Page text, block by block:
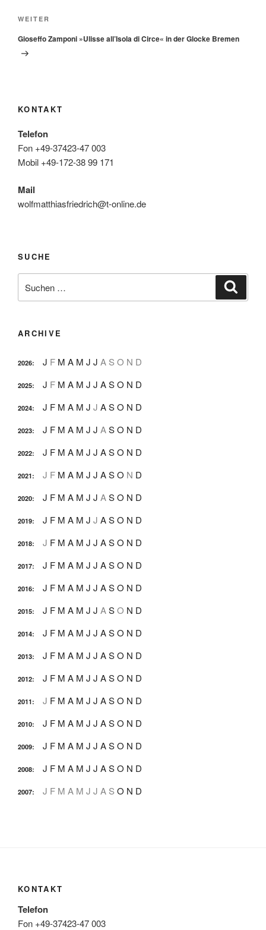
Nächster
Beitrag
WEITER
Gioseffo Zamponi »Ulisse all’Isola di Circe« in der Glocke Bremen
KONTAKT
Telefon
Fon +49-37423-47 003
Mobil +49-172-38 99 171
Mail
wolfmatthiasfriedrich@t-online.de
SUCHE
nach:
ARCHIVE
2026: J F M A M J J A S O N D
2025: J F M A M J J ASO N D
2024: J F M A M J J ASO N D
2023: J F M A M J J ASO N D
2022: J F M A M J J ASO N D
2021: J F M A M J J ASO N D
2020: J F M A M J J ASO N D
2019: J F M A M J J ASO N D
2018: J F M A M J J ASO N D
2017: J F M A M J J ASO N D
2016: J F M A M J J ASO N D
2015: J F M A M J J ASO N D
2014: J F M A M J J ASO N D
2013: J F M A M J J ASO N D
2012: J F M A M J J ASO N D
2011: J F M A M J J ASO N D
2010: J F M A M J J ASO N D
2009: J F M A M J J ASO N D
2008: J F M A M J J ASO N D
2007: J F M A M J J A S O N D
KONTAKT
Telefon
Fon +49-37423-47 003